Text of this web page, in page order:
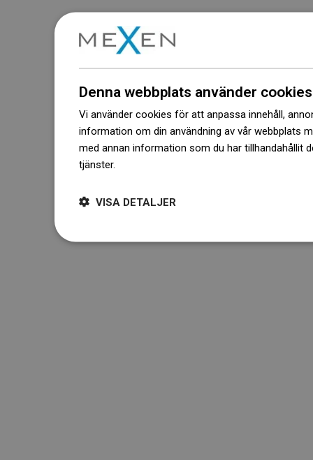
Denna webbplats använder cookies
Vi använder cookies för att anpassa innehåll,
information om din användning av vår webbplats
med annan information som du har tillhandahållit
tjänster.
VISA DETALJER